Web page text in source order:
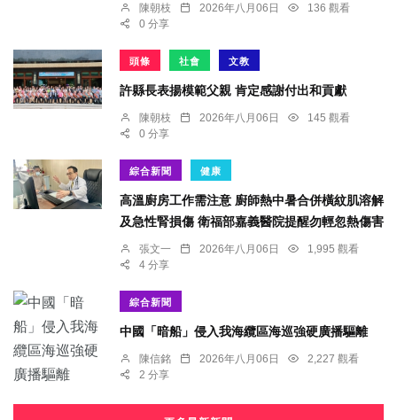
陳朝枝 2026年八月06日
136 觀看
0 分享
頭條 社會 文教
許縣長表揚模範父親 肯定感謝付出和貢獻
陳朝枝 2026年八月06日
145 觀看
0 分享
綜合新聞 健康
高溫廚房工作需注意 廚師熱中暑合併橫紋肌溶解
及急性腎損傷 衛福部嘉義醫院提醒勿輕忽熱傷害
張文一 2026年八月06日
1,995 觀看
4 分享
綜合新聞
中國「暗船」侵入我海纜區海巡強硬廣播驅離
陳信銘 2026年八月06日
2,227 觀看
2 分享